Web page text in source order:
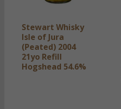
Stewart Whisky
Isle of Jura
(Peated) 2004
21yo Refill
Hogshead 54.6%